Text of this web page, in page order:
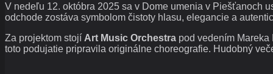
V nedeľu 12. októbra 2025 sa v Dome umenia v Piešťanoch
odchode zostáva symbolom čistoty hlasu, elegancie a
Za projektom stojí Art Music Orchestra pod vedením
toto podujatie pripravila originálne choreografie. Hudobný